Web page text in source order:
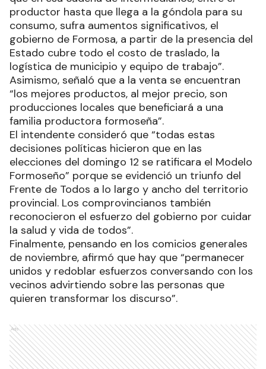
productor hasta que llega a la góndola para su
consumo, sufra aumentos significativos, el
gobierno de Formosa, a partir de la presencia del
Estado cubre todo el costo de traslado, la
logística de municipio y equipo de trabajo”.
Asimismo, señaló que a la venta se encuentran
“los mejores productos, al mejor precio, son
producciones locales que beneficiará a una
familia productora formoseña”.
El intendente consideró que “todas estas
decisiones políticas hicieron que en las
elecciones del domingo 12 se ratificara el Modelo
Formoseño” porque se evidenció un triunfo del
Frente de Todos a lo largo y ancho del territorio
provincial. Los comprovincianos también
reconocieron el esfuerzo del gobierno por cuidar
la salud y vida de todos”.
Finalmente, pensando en los comicios generales
de noviembre, afirmó que hay que “permanecer
unidos y redoblar esfuerzos conversando con los
vecinos advirtiendo sobre las personas que
quieren transformar los discurso”.
Ads